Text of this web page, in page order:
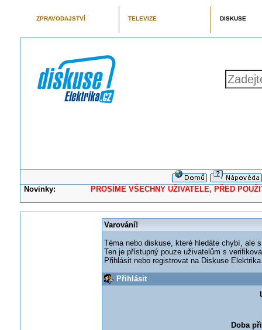
ZPRAVODAJSTVÍ TELEVIZE DISKUSE
Novinky: PROSÍME VŠECHNY UŽIVATELE, PŘED
Varování!
Téma nebo diskuse, které hledáte chybí, ale
Ten je přístupný pouze uživatelům s
Přihlásit nebo registrovat na Diskuse
Přihlásit
Doba